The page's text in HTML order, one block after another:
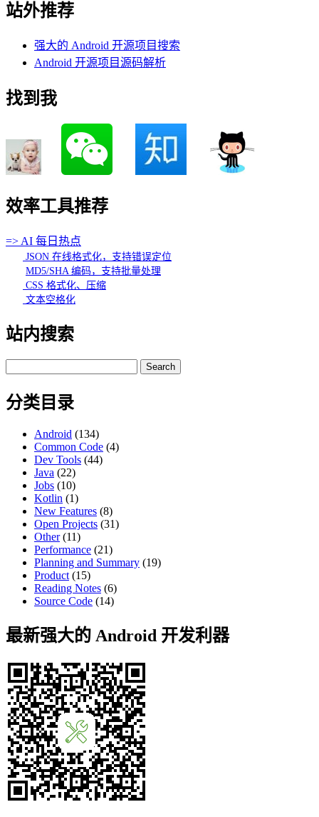
站外推荐
强大的 Android 开源项目搜索
Android 开源项目源码解析
找到我
效率工具推荐
=> AI 每日热点
JSON 在线格式化，支持错误定位
MD5/SHA 编码，支持批量处理
CSS 格式化、压缩
文本空格化
站内搜索
for:
分类目录
Android (134)
Common Code (4)
Dev Tools (44)
Java (22)
Jobs (10)
Kotlin (1)
New Features (8)
Open Projects (31)
Other(11)
Performance (21)
Planning and Summary (19)
Product (15)
Reading Notes (6)
Source Code (14)
最新强大的 Android 开发利器